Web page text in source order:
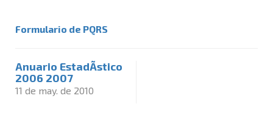
Formulario de PQRS
Anuario EstadÃ­stico
2006 2007
11 de may. de 2010